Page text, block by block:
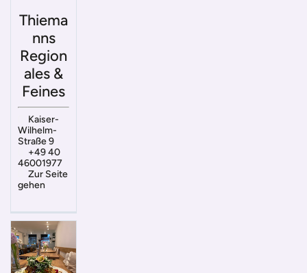
Thiema
nns
Region
ales &
Feines
Kaiser-
Wilhelm-
Straße 9
+49 40
46001977
Zur Seite
gehen